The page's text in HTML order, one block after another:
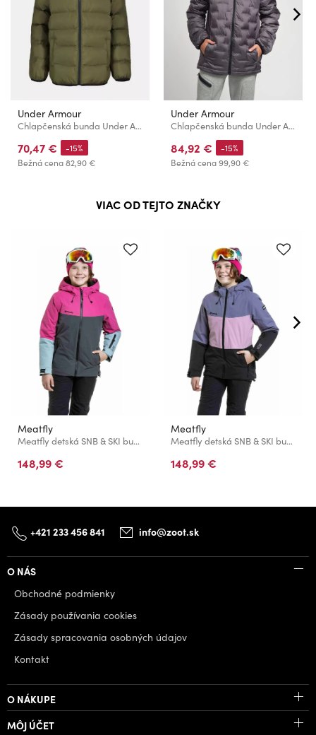
Under Armour
Chlapčenská bunda Under Armour UA PRONTO PUFFER JACKET
70,47 €
Bežná cena82,90 €
-15%
Under Armour
Chlapčenská bunda Under Armour UA BONDED QUILT PUFFER JACKET
84,92 €
Bežná cena99,90 €
-15%
VIAC OD TEJTO ZNAČKY
Meatfly
Meatfly detská SNB & SKI bunda Deliah Grey Dark / Pink
148,99 €
Meatfly
Meatfly detská SNB & SKI bunda Deliah Black / Purple Light
148,99 €
+421 233 456 841 info@zoot.sk
O NÁS
Obchodné podmienky
Zásady používania cookies
Zásady spracovania osobných údajov
Kontakt
O NÁKUPE
MÔJ ÚČET